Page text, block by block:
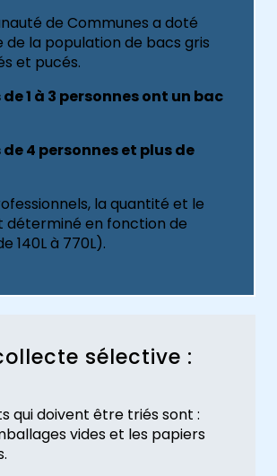
de Communes a doté
de la population de bacs gris
et pucés.
de 1 à 3 personnes ont un bac
de 4 personnes et plus de
la quantité et le
déterminé en fonction de
140L à 770L).
sélective :
qui doivent être triés sont :
vides et les papiers